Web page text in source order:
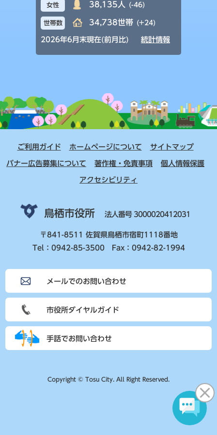
女性 38,135人 (-46)
世帯数 34,738世帯 (+24)
2026年6月末現在(前月比) 統計情報
ご利用ガイド ホームページについて サイトマップ
バナー広告募集について 著作権・免責事項 個人情報保護
アクセシビリティ
鳥栖市役所 法人番号 3000020412031
〒841-8511 佐賀県鳥栖市宿町1118番地
Tel：0942-85-3500 Fax：0942-82-1994
メールでのお問い合わせ
市役所ダイヤルガイド
手話でお問い合わせ
Copyright © Tosu City. All Right Reserved.